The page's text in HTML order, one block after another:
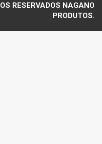
RESERVADOS NAGANO
PRODUTOS.